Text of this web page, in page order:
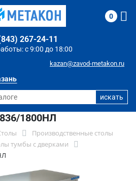
с 9:00 до 18:00
267-24-11
kazan@zavod-metakon.ru
0
1800НЛ
Производственные столы
тумбы с дверками